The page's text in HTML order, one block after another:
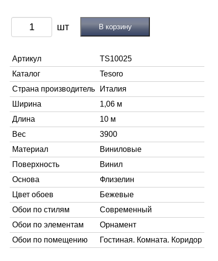
В корзину
Артикул
TS10025
Каталог
Tesoro
Страна производитель
Италия
Ширина
1,06 м
Длина
10 м
Вес
3900
Материал
Виниловые
Поверхность
Винил
Основа
Флизелин
Цвет обоев
Бежевые
Обои по стилям
Современный
Обои по элементам
Орнамент
Обои по помещению
Гостиная. Комната. Коридор